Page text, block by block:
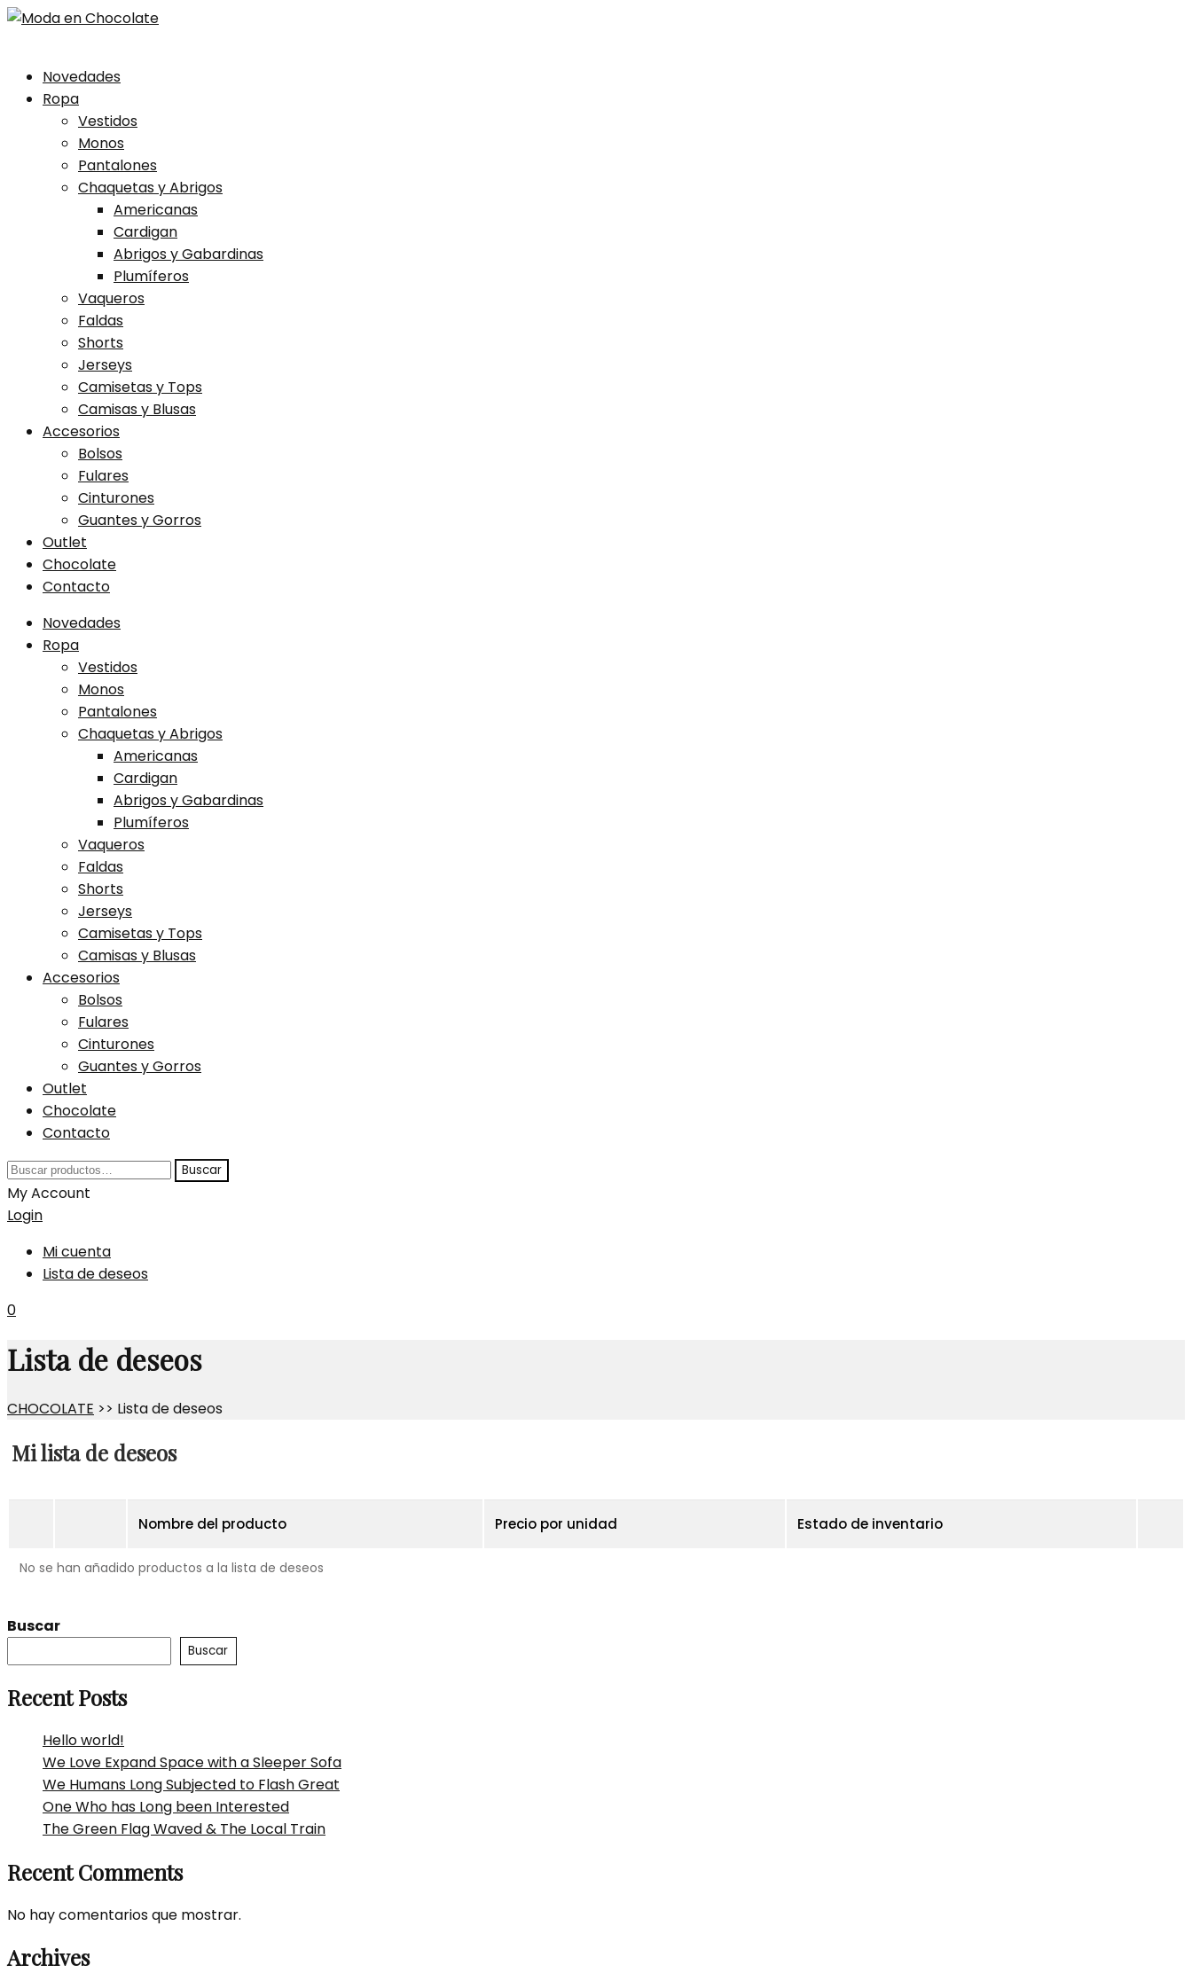
Skip
content
Novedades
Ropa
Vestidos
Monos
Pantalones
Chaquetas y Abrigos
Americanas
Cardigan
Abrigos y Gabardinas
Plumíferos
Vaqueros
Faldas
Shorts
Jerseys
Camisetas y Tops
Camisas y Blusas
Accesorios
Bolsos
Fulares
Cinturones
Guantes y Gorros
Outlet
Chocolate
Contacto
Novedades
Ropa
Vestidos
Monos
Pantalones
Chaquetas y Abrigos
Americanas
Cardigan
Abrigos y Gabardinas
Plumíferos
Vaqueros
Faldas
Shorts
Jerseys
Camisetas y Tops
Camisas y Blusas
Accesorios
Bolsos
Fulares
Cinturones
Guantes y Gorros
Outlet
Chocolate
Contacto
Buscar
por:
Buscar
My Account
Login
Mi cuenta
Lista de deseos
0
Lista de deseos
CHOCOLATE >> Lista de deseos
Mi lista de deseos
Nombre del producto Precio por unidad Estado de inventario
No se han añadido productos a la lista de deseos
Buscar
Buscar
Recent Posts
Hello world!
We Love Expand Space with a Sleeper Sofa
We Humans Long Subjected to Flash Great
One Who has Long been Interested
The Green Flag Waved & The Local Train
Recent Comments
No hay comentarios que mostrar.
Archives